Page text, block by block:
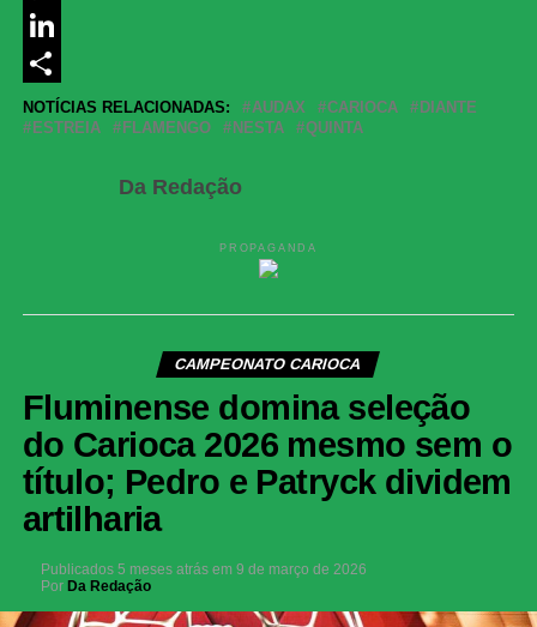
Messenger
LinkedIn
Share
NOTÍCIAS RELACIONADAS: AUDAX CARIOCA
DIANTE
ESTREIA
FLAMENGO NESTA QUINTA
Da Redação
PROPAGANDA
CAMPEONATO CARIOCA
Fluminense domina seleção
do Carioca 2026 mesmo sem o
título; Pedro e Patryck dividem
artilharia
Publicados 5 meses atrás em 9 de março de 2026
Por Da Redação